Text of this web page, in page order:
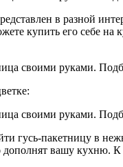
в разной
купить его себе на
гусь-пакетницу в
дополнят вашу кухню. К